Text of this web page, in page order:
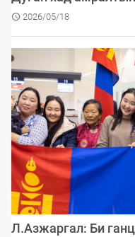
2026/05/18
Л.Азжаргал: Би